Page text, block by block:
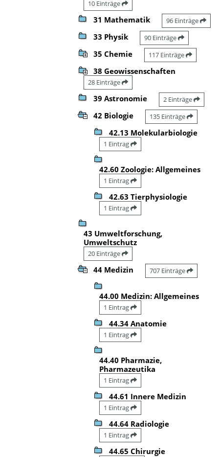
10 Einträge
31 Mathematik 96 Einträge
33 Physik 90 Einträge
35 Chemie 117 Einträge
38 Geowissenschaften
28 Einträge
39 Astronomie 2 Einträge
42 Biologie 135 Einträge
42.13 Molekularbiologie
1 Eintrag
42.60 Zoologie: Allgemeines
1 Eintrag
42.63 Tierphysiologie
1 Eintrag
43 Umweltforschung,
Umweltschutz
20 Einträge
44 Medizin 707 Einträge
44.00 Medizin: Allgemeines
1 Eintrag
44.34 Anatomie
1 Eintrag
44.40 Pharmazie,
Pharmazeutika
1 Eintrag
44.61 Innere Medizin
1 Eintrag
44.64 Radiologie
1 Eintrag
44.65 Chirurgie